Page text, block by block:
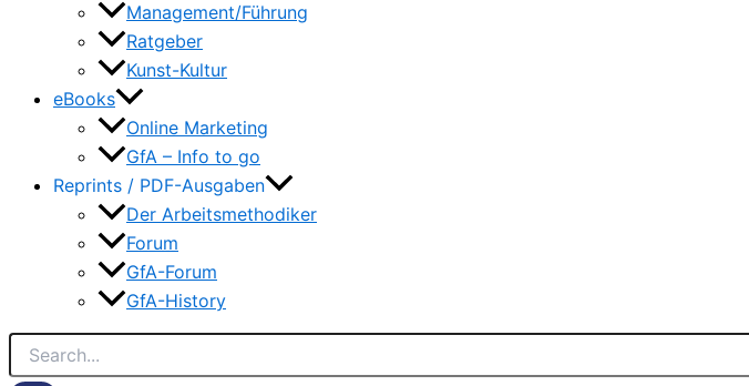
Management/Führung
Ratgeber
Kunst-Kultur
eBooks
Online Marketing
GfA – Info to go
Reprints / PDF-Ausgaben
Der Arbeitsmethodiker
Forum
GfA-Forum
GfA-History